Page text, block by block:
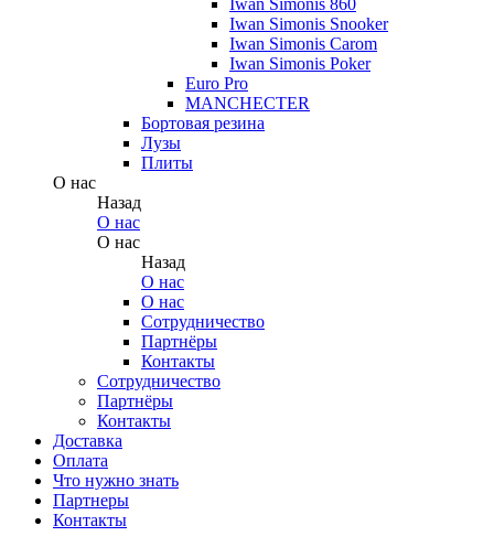
Iwan Simonis 860
Iwan Simonis Snooker
Iwan Simonis Carom
Iwan Simonis Poker
Euro Pro
MANCHECTER
Бортовая резина
Лузы
Плиты
О нас
Назад
О нас
О нас
Назад
О нас
О нас
Сотрудничество
Партнёры
Контакты
Сотрудничество
Партнёры
Контакты
Доставка
Оплата
Что нужно знать
Партнеры
Контакты